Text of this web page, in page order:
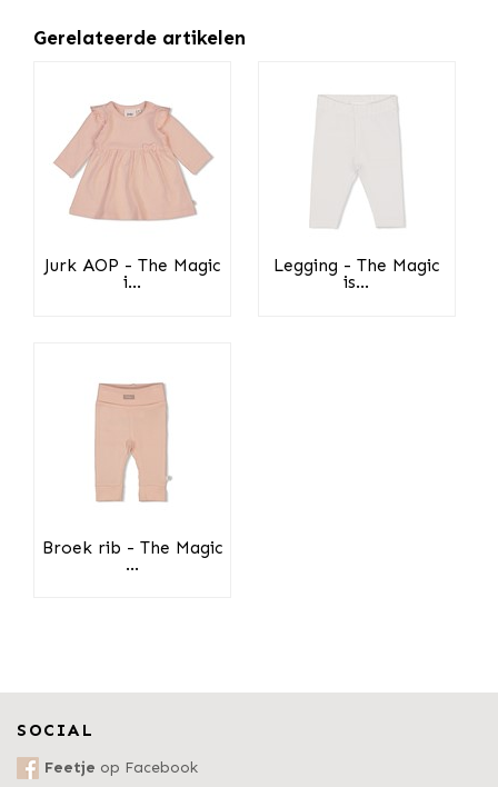
Gerelateerde artikelen
Jurk AOP - The Magic
i...
Legging - The Magic
is...
Broek rib - The Magic
...
SOCIAL
Feetje op Facebook